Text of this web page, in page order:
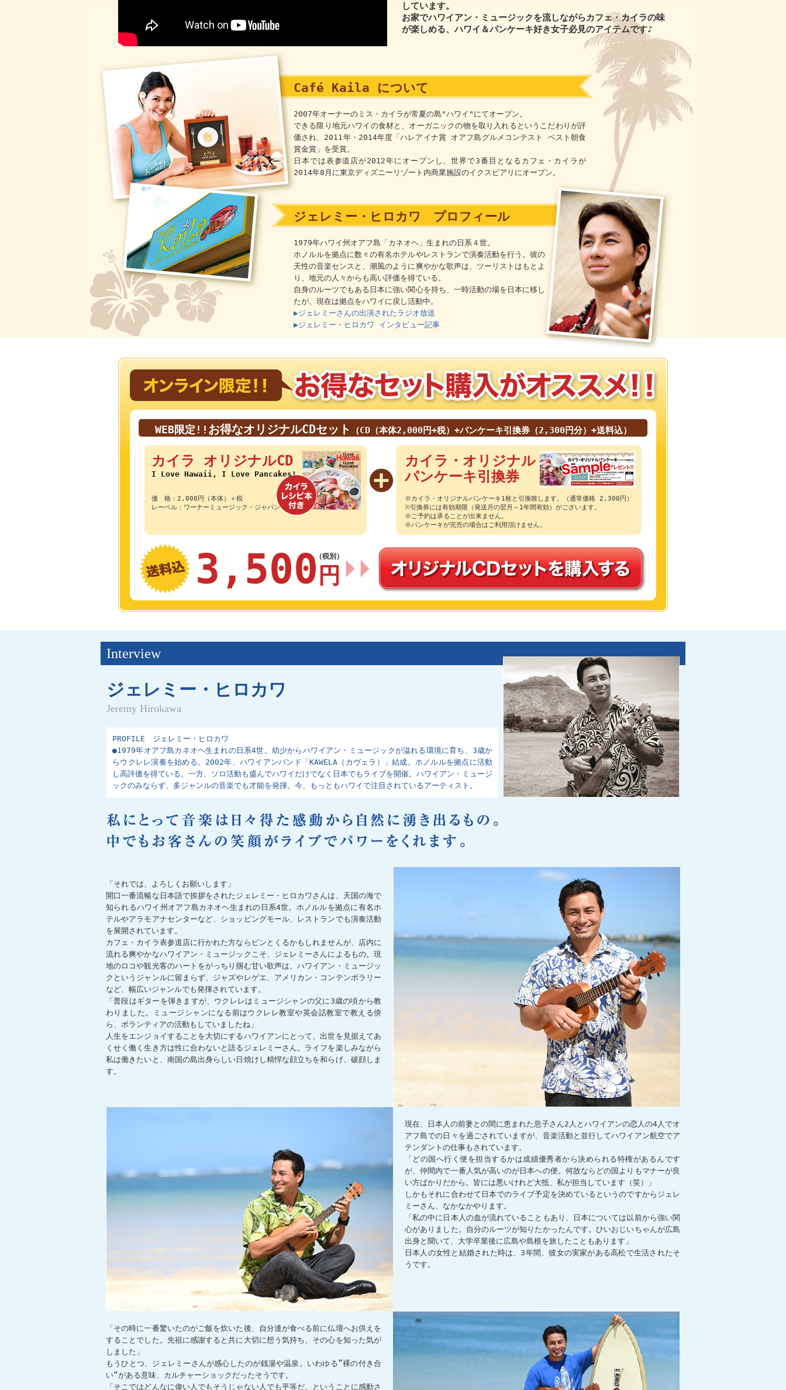
しています。
お家でハワイアン・ミュージックを流しながらカフェ・カイラの味
が楽しめる、ハワイ＆パンケーキ好き女子必見のアイテムです♪
Café Kaila について
2007年オーナーのミス・カイラが常夏の島"ハワイ"にてオープン。
できる限り地元ハワイの食材と、オーガニックの物を取り入れるというこだわりが評
価され、2011年・2014年度「ハレアイナ賞 オアフ島グルメコンテスト ベスト朝食
賞金賞」を受賞。
日本では表参道店が2012年にオープンし、世界で3番目となるカフェ・カイラが
2014年8月に東京ディズニーリゾート内商業施設のイクスピアリにオープン。
ジェレミー・ヒロカワ プロフィール
1979年ハワイ州オアフ島「カネオヘ」生まれの日系４世。
ホノルルを拠点に数々の有名ホテルやレストランで演奏活動を行う。彼の
天性の音楽センスと、潮風のように爽やかな歌声は、ツーリストはもとよ
り、地元の人々からも高い評価を得ている。
自身のルーツでもある日本に強い関心を持ち、一時活動の場を日本に移し
たが、現在は拠点をハワイに戻し活動中。
▶ジェレミーさんの出演されたラジオ放送
▶ジェレミー・ヒロカワ インタビュー記事
WEB限定!! お得なオリジナルCDセット （CD（本体2,000円+税）+パンケーキ引換券（2,300円分）+送料込）
カイラ オリジナルCD
I Love Hawaii, I Love Pancakes!
価 格：2,000円（本体）＋税
レーベル：ワーナーミュージック・ジャパン
カイラ・オリジナル
パンケーキ引換券
※カイラ・オリジナルパンケーキ1枚と引換致します。（通常価格 2,300円）
※引換券には有効期限（発送月の翌月～1年間有効）がございます。
※ご予約は承ることが出来ません。
※パンケーキが完売の場合はご利用頂けません。
3,500 円
（税別）
Interview
ジェレミー・ヒロカワ
Jeremy Hirokawa
PROFILE ジェレミー・ヒロカワ
●1979年オアフ島カネオヘ生まれの日系4世。幼少からハワイアン・ミュージックが溢れる環境に育ち、3歳か
らウクレレ演奏を始める。2002年、ハワイアンバンド「KAWELA（カヴェラ）」結成。ホノルルを拠点に活動
し高評価を得ている。一方、ソロ活動も盛んでハワイだけでなく日本でもライブを開催。ハワイアン・ミュージ
ックのみならず、多ジャンルの音楽でも才能を発揮。今、もっともハワイで注目されているアーティスト。
「それでは、よろしくお願いします」
開口一番流暢な日本語で挨拶をされたジェレミー・ヒロカワさんは、天国の海で
知られるハワイ州オアフ島カネオヘ生まれの日系4世。ホノルルを拠点に有名ホ
テルやアラモアナセンターなど、ショッピングモール、レストランでも演奏活動
を展開されています。
カフェ・カイラ表参道店に行かれた方ならピンとくるかもしれませんが、店内に
流れる爽やかなハワイアン・ミュージックこそ、ジェレミーさんによるもの。現
地のロコや観光客のハートをがっちり掴む甘い歌声は、ハワイアン・ミュージッ
クというジャンルに留まらず、ジャズやレゲエ、アメリカン・コンテンポラリー
など、幅広いジャンルでも発揮されています。
「普段はギターを弾きますが、ウクレレはミュージシャンの父に3歳の頃から教
わりました。ミュージシャンになる前はウクレレ教室や英会話教室で教える傍
ら、ボランティアの活動もしていましたね」
人生をエンジョイすることを大切にするハワイアンにとって、出世を見据えてあ
くせく働く生き方は性に合わないと語るジェレミーさん。ライフを楽しみながら
私は働きたいと、南国の島出身らしい日焼けし精悍な顔立ちを和らげ、破顔しま
す。
現在、日本人の前妻との間に恵まれた息子さん2人とハワイアンの恋人の4人でオ
アフ島での日々を過ごされていますが、音楽活動と並行してハワイアン航空でア
テンダントの仕事もされています。
「どの国へ行く便を担当するかは成績優秀者から決められる特権があるんです
が、仲間内で一番人気が高いのが日本への便。何故ならどの国よりもマナーが良
い方ばかりだから。皆には悪いけれど大抵、私が担当しています（笑）」
しかもそれに合わせて日本でのライブ予定を決めているというのですからジェレ
ミーさん、なかなかやります。
「私の中に日本人の血が流れていることもあり、日本については以前から強い関
心がありました。自分のルーツが知りたかったんです。ひいおじいちゃんが広島
出身と聞いて、大学卒業後に広島や島根を旅したこともあります」
日本人の女性と結婚された時は、3年間、彼女の実家がある高松で生活されたそ
うです。
「その時に一番驚いたのがご飯を炊いた後、自分達が食べる前に仏壇へお供えを
することでした。先祖に感謝すると共に大切に想う気持ち、その心を知った気が
しました」
もうひとつ、ジェレミーさんが感心したのが銭湯や温泉。いわゆる”裸の付き合
い“がある意味、カルチャーショックだったそうです。
「そこではどんなに偉い人でもそうじゃない人でも平等だ、ということに感動さ